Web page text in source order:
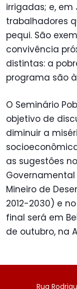
irrigadas; e,
trabalhadores
pequi. São
convivência
distintas: a
programa são
O Seminário
objetivo de
diminuir a
as sugestões
Governamental
Mineiro de
2012-2030) e
final será em
de outubro, na
Rua